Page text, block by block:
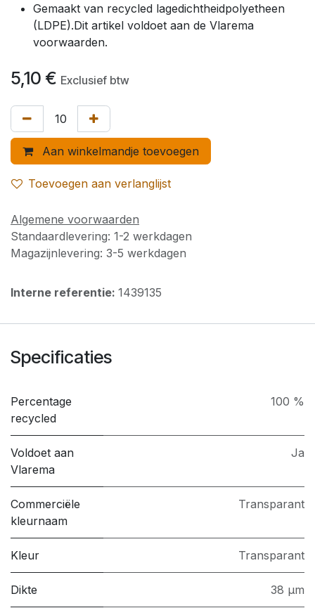
Gemaakt van recycled lagedichtheidpolyetheen
(LDPE).Dit artikel voldoet aan de Vlarema
voorwaarden.
5,10 € Exclusief btw
Aan winkelmandje toevoegen
Toevoegen aan verlanglijst
Algemene voorwaarden
Standaardlevering: 1-2 werkdagen
Magazijnlevering: 3-5 werkdagen
Interne referentie: 1439135
Specificaties
Percentage
recycled
100 %
Voldoet aan
Vlarema
Ja
Commerciële
kleurnaam
Transparant
Kleur Transparant
Dikte 38 µm